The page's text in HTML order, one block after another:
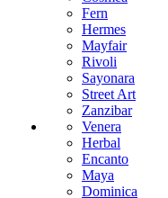
Fern
Hermes
Mayfair
Rivoli
Sayonara
Street Art
Zanzibar
Venera
Herbal
Encanto
Maya
Dominica